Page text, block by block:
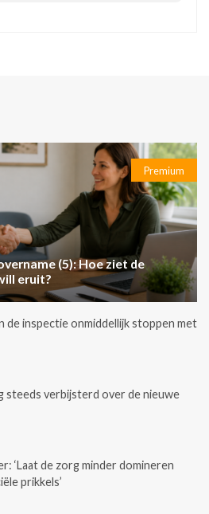
Premium
(5): Hoe ziet de
eruit?
de inspectie onmiddellijk stoppen met
steeds verbijsterd over de nieuwe
‘Laat de zorg minder domineren
prikkels’